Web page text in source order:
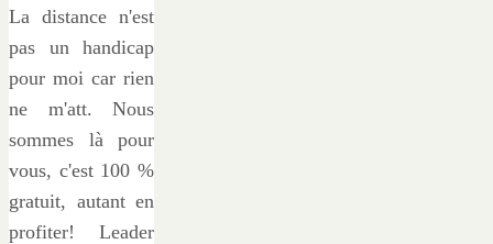
La distance n'est
pas un handicap
pour moi car rien
ne m'att. Nous
sommes là pour
vous, c'est 100 %
gratuit, autant en
profiter! Leader